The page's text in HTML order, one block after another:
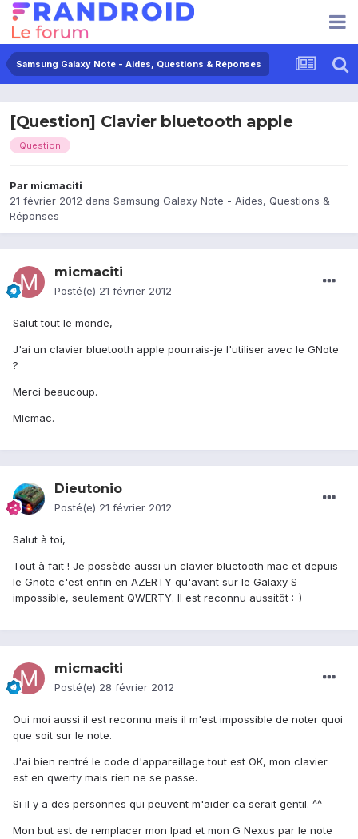
Samsung Galaxy Note - Aides, Questions & Réponses
[Question] Clavier bluetooth apple
Question
Par micmaciti
21 février 2012 dans Samsung Galaxy Note - Aides, Questions &
Réponses
micmaciti
Posté(e) 21 février 2012
Salut tout le monde,
J'ai un clavier bluetooth apple pourrais-je l'utiliser avec le GNote
?
Merci beaucoup.
Micmac.
Dieutonio
Posté(e) 21 février 2012
Salut à toi,
Tout à fait ! Je possède aussi un clavier bluetooth mac et depuis
le Gnote c'est enfin en AZERTY qu'avant sur le Galaxy S
impossible, seulement QWERTY. Il est reconnu aussitôt :-)
micmaciti
Posté(e) 28 février 2012
Oui moi aussi il est reconnu mais il m'est impossible de noter quoi
que soit sur le note.
J'ai bien rentré le code d'appareillage tout est OK, mon clavier
est en qwerty mais rien ne se passe.
Si il y a des personnes qui peuvent m'aider ca serait gentil. ^^
Mon but est de remplacer mon Ipad et mon G Nexus par le note